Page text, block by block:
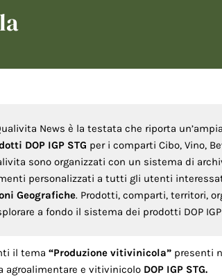
News è la testata che riporta
DOP IGP STG per i comparti Cibo, Vino,
sono organizzati con un sistema di
personalizzati a tutti gli utenti
Geografiche. Prodotti, comparti, territori,
a fondo il sistema dei prodotti DOP IGP
il tema “Produzione vitivinicola” presenti
agroalimentare e vitivinicolo DOP IGP STG.